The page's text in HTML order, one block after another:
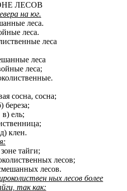
ЛЕСОВ
на юг.
леса.
леса.
леса
леса
леса;
сосна, сосна;
береза;
в) ель;
д) клен.
тайги;
лесов;
лесов.
ных лесов более
так как: